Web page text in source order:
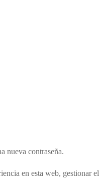
nueva contraseña.
en esta web, gestionar